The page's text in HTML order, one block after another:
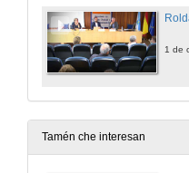
1 de
Tamén che interesan